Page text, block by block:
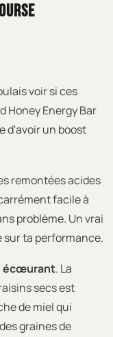
voir si ces
Honey Energy Bar
d'avoir un boost
remontées acides
facile à
problème. Un vrai
ta performance.
écœurant. La
secs est
de miel qui
graines de